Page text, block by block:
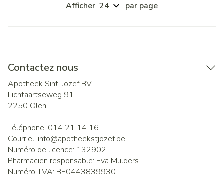
Afficher par page
Contactez nous
Apotheek Sint-Jozef BV
Lichtaartseweg 91
2250 Olen
Téléphone: 014 21 14 16
Courriel: info@apotheekstjozef.be
Numéro de licence: 132902
Pharmacien responsable: Eva Mulders
Numéro TVA: BE0443839930